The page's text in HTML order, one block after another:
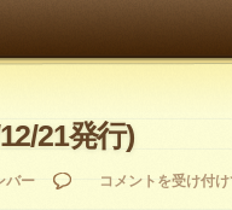
21発行)
バー OSPN
コメントを受け付